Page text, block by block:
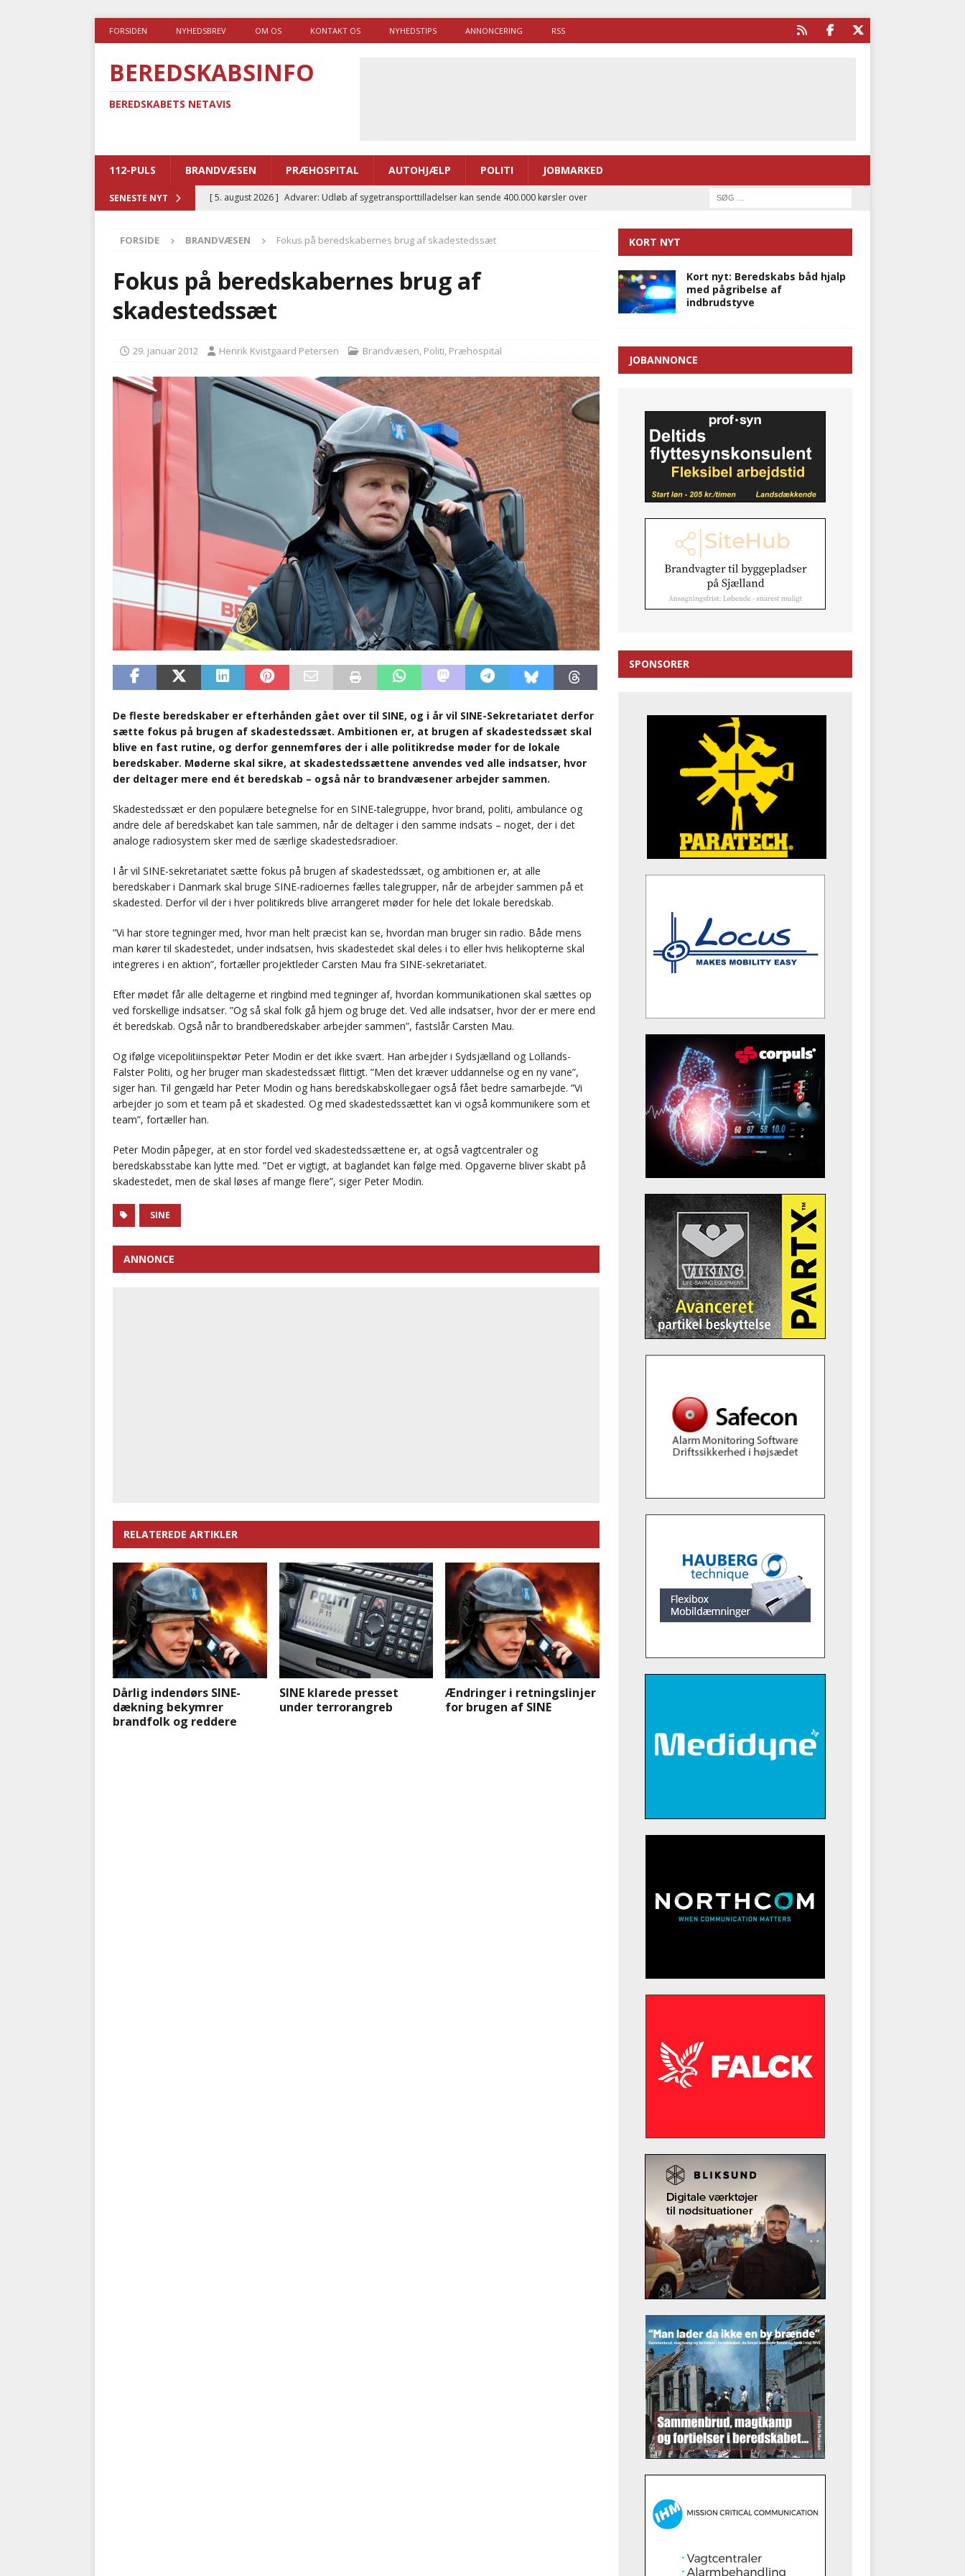
FORSIDEN NYHEDSBREV OM OS KONTAKT OS NYHEDSTIPS ANNONCERING RSS
BEREDSKABSINFO
BEREDSKABETS NETAVIS
112-PULS BRANDVÆSEN PRÆHOSPITAL AUTOHJÆLP POLITI JOBMARKED
SENESTE NYT [ 5. august 2026 ] Advarer: Udløb af sygetransporttilladelser kan sende 400.000 kørsler over
[ 5. august 2026 ] Ny ambulance og el-sygetransportvogn til Samsø
[ 4. august 2026 ]
Brandvæsenerne brugte lidt længere tid på at komme af sted i 2025
[ 4. august 2026 ]
kriminalitet
BRANDVÆSEN
FORSIDE BRANDVÆSEN Fokus på beredskabernes brug af skadestedssæt
Fokus på beredskabernes brug af
skadestedssæt
29. januar 2012 Henrik Kvistgaard Petersen Brandvæsen, Politi, Præhospital
De fleste beredskaber er efterhånden gået over til SINE, og i år vil SINE-Sekretariatet derfor
sætte fokus på brugen af skadestedssæt. Ambitionen er, at brugen af skadestedssæt skal
blive en fast rutine, og derfor gennemføres der i alle politikredse møder for de lokale
beredskaber. Møderne skal sikre, at skadestedssættene anvendes ved alle indsatser, hvor
der deltager mere end ét beredskab – også når to brandvæsener arbejder sammen.
Skadestedssæt er den populære betegnelse for en SINE-talegruppe, hvor brand, politi, ambulance og
andre dele af beredskabet kan tale sammen, når de deltager i den samme indsats – noget, der i det
analoge radiosystem sker med de særlige skadestedsradioer.
I år vil SINE-sekretariatet sætte fokus på brugen af skadestedssæt, og ambitionen er, at alle
beredskaber i Danmark skal bruge SINE-radioernes fælles talegrupper, når de arbejder sammen på et
skadested. Derfor vil der i hver politikreds blive arrangeret møder for hele det lokale beredskab.
”Vi har store tegninger med, hvor man helt præcist kan se, hvordan man bruger sin radio. Både mens
man kører til skadestedet, under indsatsen, hvis skadestedet skal deles i to eller hvis helikopterne skal
integreres i en aktion”, fortæller projektleder Carsten Mau fra SINE-sekretariatet.
Efter mødet får alle deltagerne et ringbind med tegninger af, hvordan kommunikationen skal sættes op
ved forskellige indsatser. ”Og så skal folk gå hjem og bruge det. Ved alle indsatser, hvor der er mere end
ét beredskab. Også når to brandberedskaber arbejder sammen”, fastslår Carsten Mau.
Og ifølge vicepolitiinspektør Peter Modin er det ikke svært. Han arbejder i Sydsjælland og Lollands-
Falster Politi, og her bruger man skadestedssæt flittigt. ”Men det kræver uddannelse og en ny vane”,
siger han. Til gengæld har Peter Modin og hans beredskabskollegaer også fået bedre samarbejde. ”Vi
arbejder jo som et team på et skadested. Og med skadestedssættet kan vi også kommunikere som et
team”, fortæller han.
Peter Modin påpeger, at en stor fordel ved skadestedssættene er, at også vagtcentraler og
beredskabsstabe kan lytte med. ”Det er vigtigt, at baglandet kan følge med. Opgaverne bliver skabt på
skadestedet, men de skal løses af mange flere”, siger Peter Modin.
SINE
ANNONCE
RELATEREDE ARTIKLER
Dårlig indendørs SINE-
dækning bekymrer
brandfolk og reddere
SINE klarede presset
under terrorangreb
Ændringer i retningslinjer
for brugen af SINE
KORT NYT
Kort nyt: Beredskabs båd hjalp
med pågribelse af
indbrudstyve
JOBANNONCE
SPONSORER